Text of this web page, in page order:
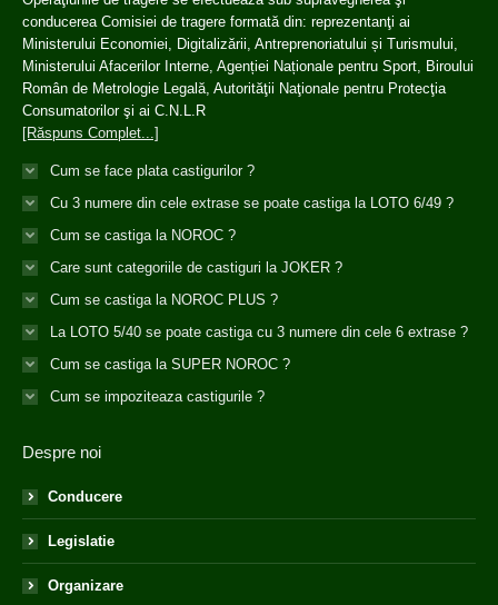
conducerea Comisiei de tragere formată din: reprezentanţi ai
Ministerului Economiei, Digitalizării, Antreprenoriatului și Turismului,
Ministerului Afacerilor Interne, Agenției Naționale pentru Sport, Biroului
Român de Metrologie Legală, Autorităţii Naţionale pentru Protecţia
Consumatorilor şi ai C.N.L.R
[Răspuns Complet...]
Cum se face plata castigurilor ?
Cu 3 numere din cele extrase se poate castiga la LOTO 6/49 ?
Cum se castiga la NOROC ?
Care sunt categoriile de castiguri la JOKER ?
Cum se castiga la NOROC PLUS ?
La LOTO 5/40 se poate castiga cu 3 numere din cele 6 extrase ?
Cum se castiga la SUPER NOROC ?
Cum se impoziteaza castigurile ?
Despre noi
Conducere
Legislatie
Organizare